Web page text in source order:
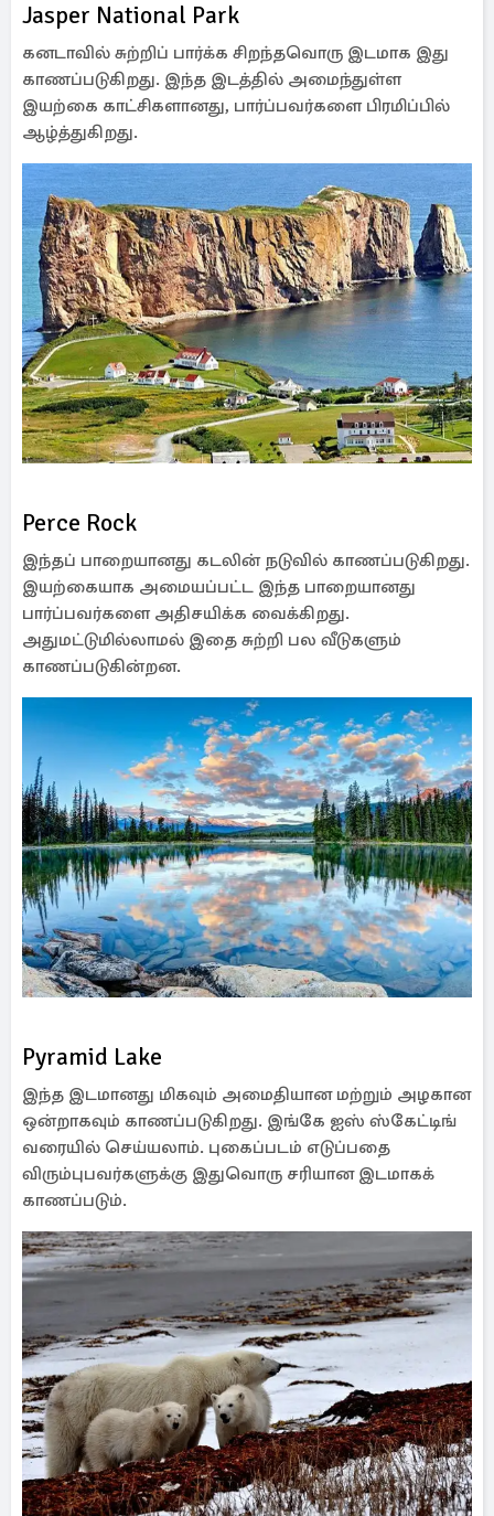
Jasper National Park
கனடாவில் சுற்றிப் பார்க்க சிறந்தவொரு இடமாக இது
காணப்படுகிறது. இந்த இடத்தில் அமைந்துள்ள
இயற்கை காட்சிகளானது, பார்ப்பவர்களை பிரமிப்பில்
ஆழ்த்துகிறது.
Perce Rock
இந்தப் பாறையானது கடலின் நடுவில் காணப்படுகிறது.
இயற்கையாக அமையப்பட்ட இந்த பாறையானது
பார்ப்பவர்களை அதிசயிக்க வைக்கிறது.
அதுமட்டுமில்லாமல் இதை சுற்றி பல வீடுகளும்
காணப்படுகின்றன.
Pyramid Lake
இந்த இடமானது மிகவும் அமைதியான மற்றும் அழகான
ஒன்றாகவும் காணப்படுகிறது. இங்கே ஐஸ் ஸ்கேட்டிங்
வரையில் செய்யலாம். புகைப்படம் எடுப்பதை
விரும்புபவர்களுக்கு இதுவொரு சரியான இடமாகக்
காணப்படும்.